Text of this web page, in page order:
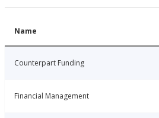
Name
Counterpart Funding
Financial Management